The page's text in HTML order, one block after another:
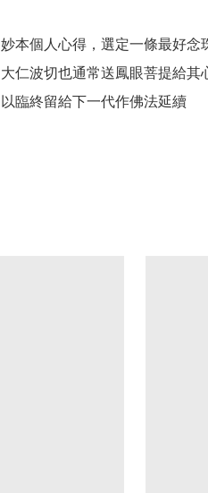
妙本個人心得，選定一條最好念
大仁波切也通常送鳳眼菩提給
以臨終留給下一代作佛法延續